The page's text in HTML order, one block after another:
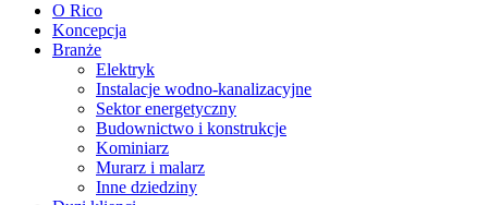
O Rico
Koncepcja
Branże
Elektryk
Instalacje wodno-kanalizacyjne
Sektor energetyczny
Budownictwo i konstrukcje
Kominiarz
Murarz i malarz
Inne dziedziny